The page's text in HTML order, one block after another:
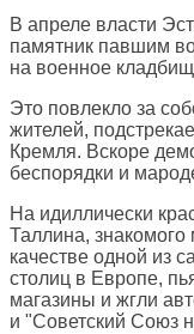
В апреле власти
памятник павшим
на военное
Это повлекло за
жителей,
Кремля. Вскоре
беспорядки и
На идиллически
Таллина, знакомого
качестве одной из
столиц в Европе,
магазины и жгли
и "Советский Союз